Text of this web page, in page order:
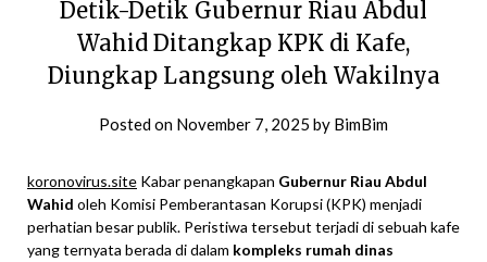
Detik-Detik Gubernur Riau Abdul
Wahid Ditangkap KPK di Kafe,
Diungkap Langsung oleh Wakilnya
Posted on November 7, 2025 by BimBim
koronovirus.site Kabar penangkapan Gubernur Riau Abdul
Wahid oleh Komisi Pemberantasan Korupsi (KPK) menjadi
perhatian besar publik. Peristiwa tersebut terjadi di sebuah kafe
yang ternyata berada di dalam kompleks rumah dinas